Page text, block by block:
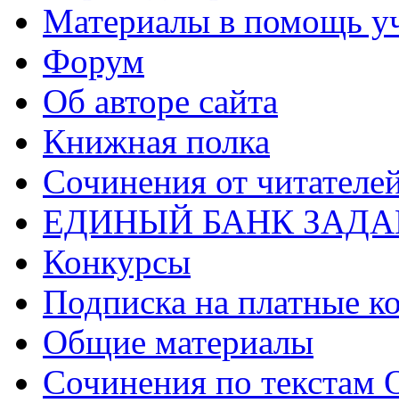
Материалы в помощь
Форум
Об авторе сайта
Книжная полка
Cочинения от
ЕДИНЫЙ БАНК
Конкурсы
Подписка на платные
Общие материалы
Сочинения по текстам